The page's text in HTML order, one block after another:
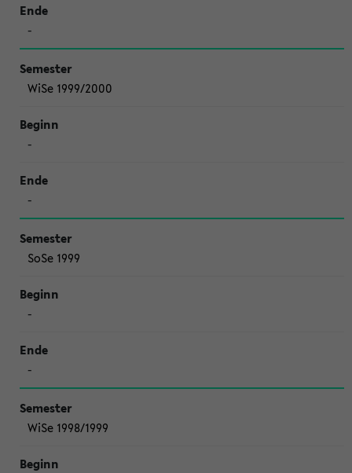
-
WiSe 1999/2000
-
-
SoSe 1999
-
-
WiSe 1998/1999